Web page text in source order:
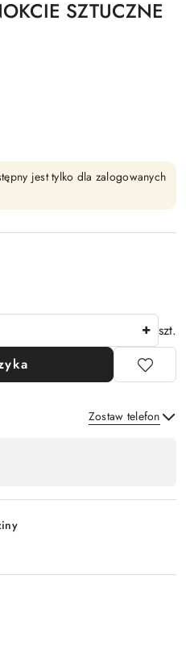
SZTUCZNE
jest tylko dla zalogowanych
szt.
Zostaw telefon